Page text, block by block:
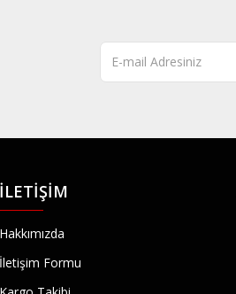
İLETIŞIM
Hakkımızda
İletişim Formu